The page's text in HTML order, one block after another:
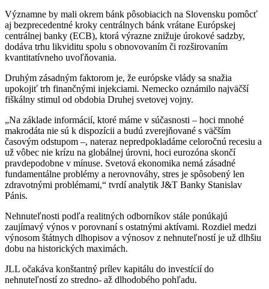
Významne by mali okrem bánk pôsobiacich na Slovensku pomôcť
aj bezprecedentné kroky centrálnych bánk vrátane Európskej
centrálnej banky (ECB), ktorá výrazne znižuje úrokové sadzby,
dodáva trhu likviditu spolu s obnovovaním či rozširovaním
kvantitatívneho uvoľňovania.
Druhým zásadným faktorom je, že európske vlády sa snažia
upokojiť trh finančnými injekciami. Nemecko oznámilo najväčší
fiškálny stimul od obdobia Druhej svetovej vojny.
„Na základe informácií, ktoré máme v súčasnosti – hoci mnohé
makrodáta nie sú k dispozícii a budú zverejňované s väčším
časovým odstupom –, nateraz nepredpokladáme celoročnú recesiu a
už vôbec nie krízu na globálnej úrovni, hoci eurozóna skončí
pravdepodobne v mínuse. Svetová ekonomika nemá zásadné
fundamentálne problémy a nerovnováhy, stres je spôsobený len
zdravotnými problémami,“ tvrdí analytik J&T Banky Stanislav
Pánis.
Nehnuteľnosti podľa realitných odborníkov stále ponúkajú
zaujímavý výnos v porovnaní s ostatnými aktívami. Rozdiel medzi
výnosom štátnych dlhopisov a výnosov z nehnuteľností je už dlhšiu
dobu na historických maximách.
JLL očakáva konštantný prílev kapitálu do investícií do
nehnuteľností zo stredno- až dlhodobého pohľadu.